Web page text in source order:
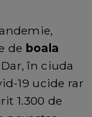
de boala
în ciuda
19 ucide rar
1.300 de